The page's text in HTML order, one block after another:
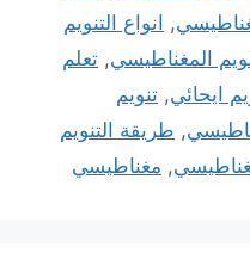
, انواع التنويم
المغناطيسي, تعلم
ايحائي, تنويم
, طريقة التنويم
, مغناطيسي